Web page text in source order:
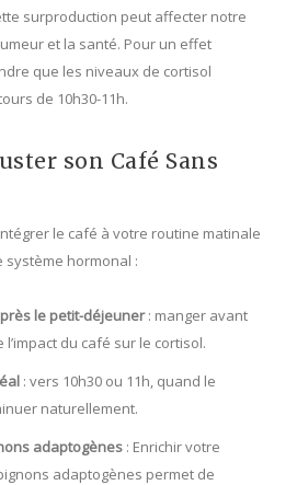
surproduction peut affecter notre
et la santé. Pour un effet
que les niveaux de cortisol
de 10h30-11h.
son Café Sans
le café à votre routine matinale
hormonal :
le petit-déjeuner: manger avant
du café sur le cortisol.
: vers 10h30 ou 11h, quand le
naturellement.
adaptogènes : Enrichir votre
adaptogènes permet de